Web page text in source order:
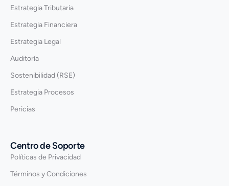
Estrategia Tributaria
Estrategia Financiera
Estrategia Legal
Auditoría
Sostenibilidad (RSE)
Estrategia Procesos
Pericias
Centro de Soporte
Políticas de Privacidad
Términos y Condiciones